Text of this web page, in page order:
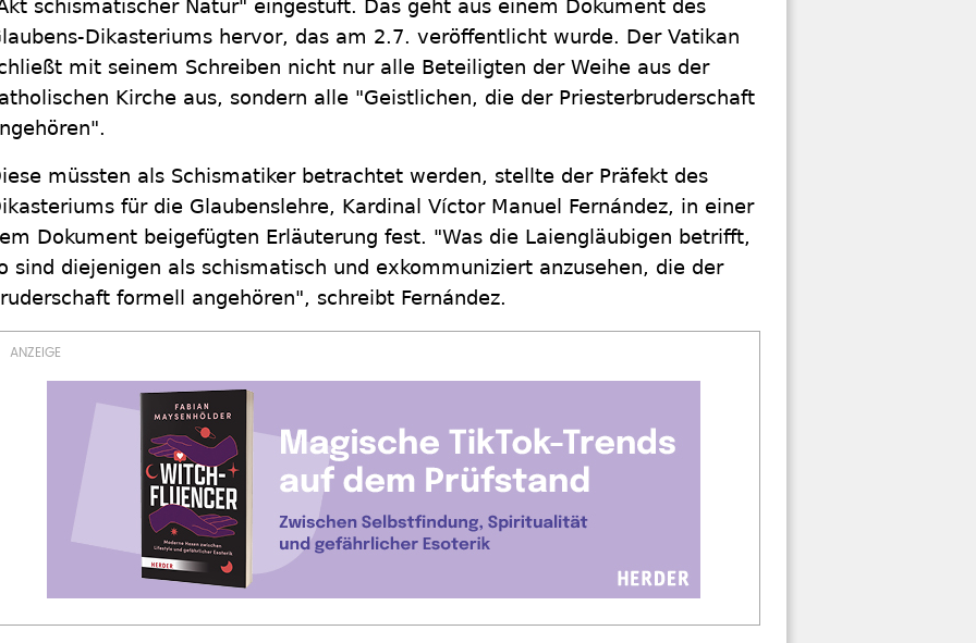
schismatischer Natur" eingestuft. Das geht aus einem Dokument des
Dikasteriums hervor, das am 2.7. veröffentlicht wurde. Der Vatikan
mit seinem Schreiben nicht nur alle Beteiligten der Weihe aus der
Kirche aus, sondern alle "Geistlichen, die der Priesterbruderschaft
müssten als Schismatiker betrachtet werden, stellte der Präfekt des
für die Glaubenslehre, Kardinal Víctor Manuel Fernández, in einer
Dokument beigefügten Erläuterung fest. "Was die Laiengläubigen betrifft,
sind diejenigen als schismatisch und exkommuniziert anzusehen, die der
formell angehören", schreibt Fernández.